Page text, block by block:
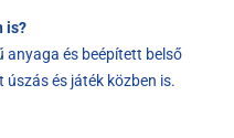
is?
anyaga és beépített belső
és játék közben is.